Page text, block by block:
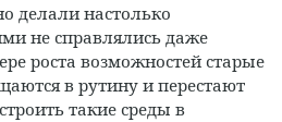
делали настолько
не справлялись даже
роста возможностей старые
в рутину и перестают
такие среды в